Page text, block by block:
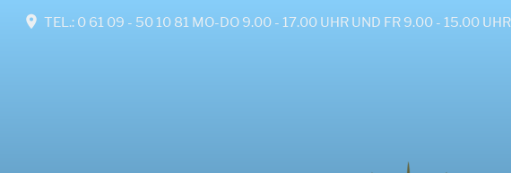
TEL.: 0 61 09 - 50 10 81 MO-DO 9.00 - 17.00 UHR UND FR 9.00 - 15.00